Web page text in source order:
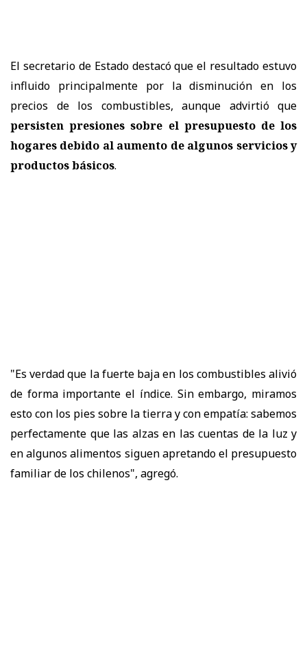
El secretario de Estado destacó que el resultado estuvo
influido principalmente por la disminución en los
precios de los combustibles, aunque advirtió que
persisten presiones sobre el presupuesto de los
hogares debido al aumento de algunos servicios y
productos básicos.
"Es verdad que la fuerte baja en los combustibles alivió
de forma importante el índice. Sin embargo, miramos
esto con los pies sobre la tierra y con empatía: sabemos
perfectamente que las alzas en las cuentas de la luz y
en algunos alimentos siguen apretando el presupuesto
familiar de los chilenos", agregó.